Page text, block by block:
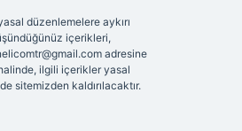
düzenlemelere aykırı
içerikleri,
adresine
ilgili içerikler yasal
sitemizden kaldırılacaktır.